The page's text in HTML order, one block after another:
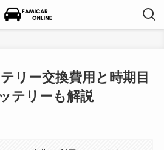
リー交換費用と時期目
テリーも解説